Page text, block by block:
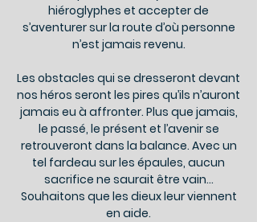
hiéroglyphes et accepter de
s’aventurer sur la route d’où personne
n’est jamais revenu.
Les obstacles qui se dresseront devant
nos héros seront les pires qu’ils n’auront
jamais eu à affronter. Plus que jamais,
le passé, le présent et l’avenir se
retrouveront dans la balance. Avec un
tel fardeau sur les épaules, aucun
sacrifice ne saurait être vain…
Souhaitons que les dieux leur viennent
en aide.